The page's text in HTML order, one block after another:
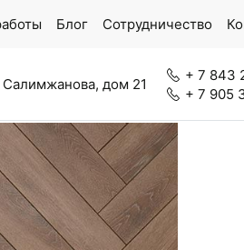
Блог Сотрудничество
Салимжанова, дом 21
+ 7 843
+ 7 905
доска